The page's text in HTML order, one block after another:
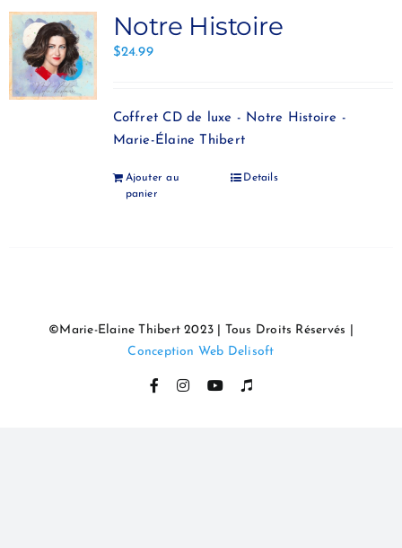
Notre Histoire
$24.99
Coffret CD de luxe - Notre Histoire -
Marie-Élaine Thibert
Ajouter au
panier
Details
©Marie-Elaine Thibert 2023 | Tous Droits Réservés |
Conception Web Delisoft
FacebookInstagramYouTube